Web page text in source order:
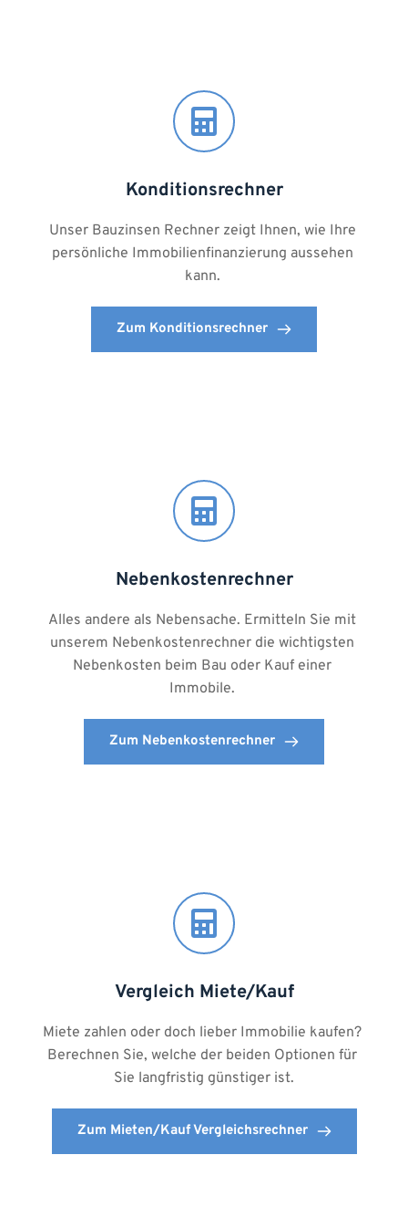
Konditionsrechner
Unser Bauzinsen Rechner zeigt Ihnen, wie Ihre
persönliche Immobilienfinanzierung aussehen
kann.
Zum Konditionsrechner
Nebenkostenrechner
Alles andere als Nebensache. Ermitteln Sie mit
unserem Nebenkostenrechner die wichtigsten
Nebenkosten beim Bau oder Kauf einer
Immobile.
Zum Nebenkostenrechner
Vergleich Miete/Kauf
Miete zahlen oder doch lieber Immobilie kaufen?
Berechnen Sie, welche der beiden Optionen für
Sie langfristig günstiger ist.
Zum Mieten/Kauf Vergleichsrechner